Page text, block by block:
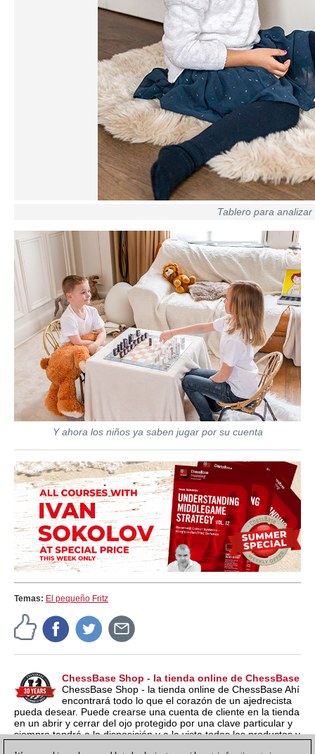
Tablero para analizar
Y ahora los niños ya saben jugar por su cuenta
Temas: El pequeño Fritz
ChessBase Shop - la tienda online de ChessBase
ChessBase Shop - la tienda online de ChessBase Ahí
encontrará todo lo que el corazón de un ajedrecista
pueda desear. Puede crearse una cuenta de cliente en la tienda
en un abrir y cerrar del ojo protegido por una clave particular y
siempre tendrá a la disposición y a la vista todos los productos y